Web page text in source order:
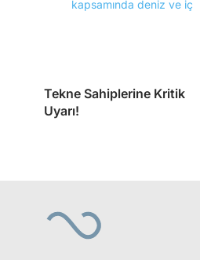
Tekne Sahiplerine Kritik
Uyarı!